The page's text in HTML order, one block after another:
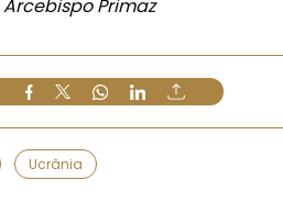
Arcebispo Primaz
Ucrânia